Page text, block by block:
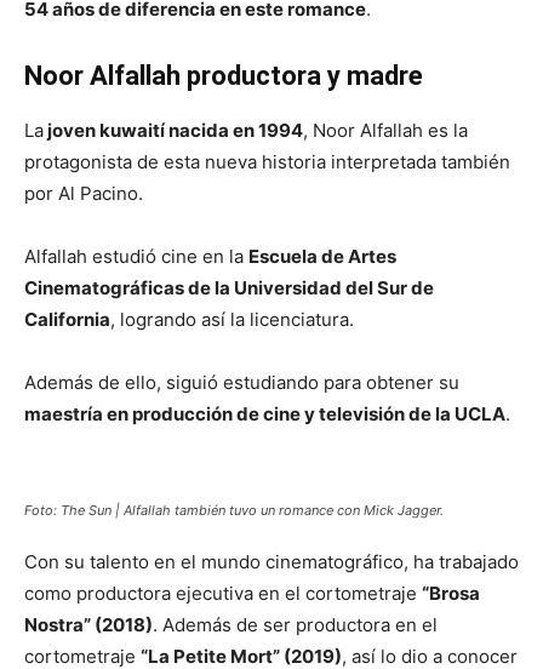
54 años de diferencia en este romance.
Noor Alfallah productora y madre
Lajoven kuwaití nacida en 1994, Noor Alfallah es la
protagonista de esta nueva historia interpretada también
por Al Pacino.
Alfallah estudió cine en la Escuela de Artes
Cinematográficas de la Universidad del Sur de
California, logrando así la licenciatura.
Además de ello, siguió estudiando para obtener su
maestría en producción de cine y televisión de la UCLA.
Foto: The Sun | Alfallah también tuvo un romance con Mick Jagger.
Con su talento en el mundo cinematográfico, ha trabajado
como productora ejecutiva en el cortometraje “Brosa
Nostra” (2018). Además de ser productora en el
cortometraje “La Petite Mort” (2019), así lo dio a conocer